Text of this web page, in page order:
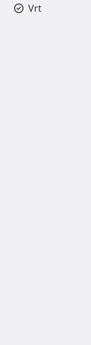
Vrt